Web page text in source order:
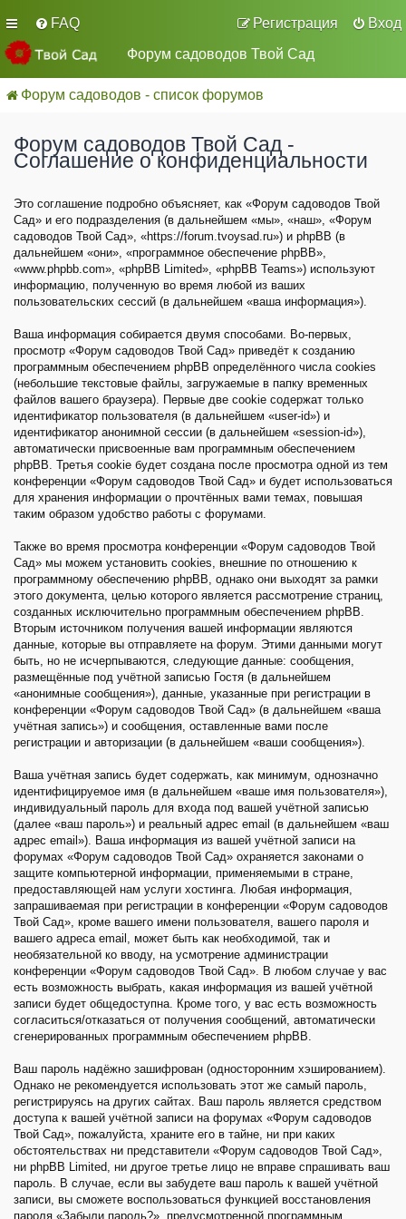
FAQ Вход
Регистрация
Форум садоводов Твой Сад
Форум садоводов - список форумов
Форум садоводов Твой Сад -
Соглашение о конфиденциальности
Это соглашение подробно объясняет, как «Форум садоводов Твой
Сад» и его подразделения (в дальнейшем «мы», «наш», «Форум
садоводов Твой Сад», «https://forum.tvoysad.ru») и phpBB (в
дальнейшем «они», «программное обеспечение phpBB»,
«www.phpbb.com», «phpBB Limited», «phpBB Teams») используют
информацию, полученную во время любой из ваших
пользовательских сессий (в дальнейшем «ваша информация»).
Ваша информация собирается двумя способами. Во-первых,
просмотр «Форум садоводов Твой Сад» приведёт к созданию
программным обеспечением phpBB определённого числа cookies
(небольшие текстовые файлы, загружаемые в папку временных
файлов вашего браузера). Первые две cookie содержат только
идентификатор пользователя (в дальнейшем «user-id») и
идентификатор анонимной сессии (в дальнейшем «session-id»),
автоматически присвоенные вам программным обеспечением
phpBB. Третья cookie будет создана после просмотра одной из тем
конференции «Форум садоводов Твой Сад» и будет использоваться
для хранения информации о прочтённых вами темах, повышая
таким образом удобство работы с форумами.
Также во время просмотра конференции «Форум садоводов Твой
Сад» мы можем установить cookies, внешние по отношению к
программному обеспечению phpBB, однако они выходят за рамки
этого документа, целью которого является рассмотрение страниц,
созданных исключительно программным обеспечением phpBB.
Вторым источником получения вашей информации являются
данные, которые вы отправляете на форум. Этими данными могут
быть, но не исчерпываются, следующие данные: сообщения,
размещённые под учётной записью Гостя (в дальнейшем
«анонимные сообщения»), данные, указанные при регистрации в
конференции «Форум садоводов Твой Сад» (в дальнейшем «ваша
учётная запись») и сообщения, оставленные вами после
регистрации и авторизации (в дальнейшем «ваши сообщения»).
Ваша учётная запись будет содержать, как минимум, однозначно
идентифицируемое имя (в дальнейшем «ваше имя пользователя»),
индивидуальный пароль для входа под вашей учётной записью
(далее «ваш пароль») и реальный адрес email (в дальнейшем «ваш
адрес email»). Ваша информация из вашей учётной записи на
форумах «Форум садоводов Твой Сад» охраняется законами о
защите компьютерной информации, применяемыми в стране,
предоставляющей нам услуги хостинга. Любая информация,
запрашиваемая при регистрации в конференции «Форум садоводов
Твой Сад», кроме вашего имени пользователя, вашего пароля и
вашего адреса email, может быть как необходимой, так и
необязательной ко вводу, на усмотрение администрации
конференции «Форум садоводов Твой Сад». В любом случае у вас
есть возможность выбрать, какая информация из вашей учётной
записи будет общедоступна. Кроме того, у вас есть возможность
согласиться/отказаться от получения сообщений, автоматически
сгенерированных программным обеспечением phpBB.
Ваш пароль надёжно зашифрован (односторонним хэшированием).
Однако не рекомендуется использовать этот же самый пароль,
регистрируясь на других сайтах. Ваш пароль является средством
доступа к вашей учётной записи на форумах «Форум садоводов
Твой Сад», пожалуйста, храните его в тайне, ни при каких
обстоятельствах ни представители «Форум садоводов Твой Сад»,
ни phpBB Limited, ни другое третье лицо не вправе спрашивать ваш
пароль. В случае, если вы забудете ваш пароль к вашей учётной
записи, вы сможете воспользоваться функцией восстановления
пароля «Забыли пароль?», предусмотренной программным